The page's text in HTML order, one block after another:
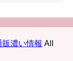
販濃い情報 All